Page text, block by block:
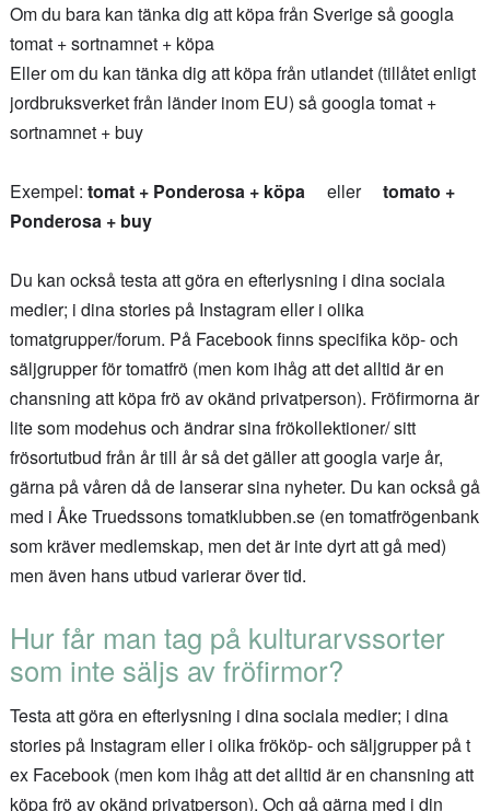
Om du bara kan tänka dig att köpa från Sverige så googla
tomat + sortnamnet + köpa
Eller om du kan tänka dig att köpa från utlandet (tillåtet enligt
jordbruksverket från länder inom EU) så googla tomat +
sortnamnet + buy
Exempel: tomat + Ponderosa + köpaeller tomato +
Ponderosa + buy
Du kan också testa att göra en efterlysning i dina sociala
medier; i dina stories på Instagram eller i olika
tomatgrupper/forum. På Facebook finns specifika köp- och
säljgrupper för tomatfrö (men kom ihåg att det alltid är en
chansning att köpa frö av okänd privatperson). Fröfirmorna är
lite som modehus och ändrar sina frökollektioner/ sitt
frösortutbud från år till år så det gäller att googla varje år,
gärna på våren då de lanserar sina nyheter. Du kan också gå
med i Åke Truedssons tomatklubben.se (en tomatfrögenbank
som kräver medlemskap, men det är inte dyrt att gå med)
men även hans utbud varierar över tid.
Hur får man tag på kulturarvssorter
som inte säljs av fröfirmor?
Testa att göra en efterlysning i dina sociala medier; i dina
stories på Instagram eller i olika frököp- och säljgrupper på t
ex Facebook (men kom ihåg att det alltid är en chansning att
köpa frö av okänd privatperson). Och gå gärna med i din